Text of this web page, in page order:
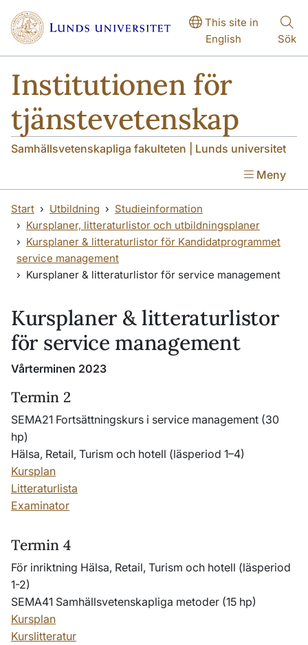
Hoppa till huvudinnehåll
Hoppa till huvudinnehåll
This site in
English
Sök
Institutionen för
tjänstevetenskap
Samhällsvetenskapliga fakulteten | Lunds universitet
Meny
Start Utbildning
Studieinformation
Kursplaner, litteraturlistor och utbildningsplaner
Kursplaner & litteraturlistor för Kandidatprogrammet
service management
Kursplaner & litteraturlistor för service management
Kursplaner & litteraturlistor
för service management
Vårterminen 2023
Termin 2
SEMA21 Fortsättningskurs i service management (30
hp)
Hälsa, Retail, Turism och hotell (läsperiod 1–4)
Kursplan
Litteraturlista
Examinator
Termin 4
För inriktning Hälsa, Retail, Turism och hotell (läsperiod
1-2)
SEMA41 Samhällsvetenskapliga metoder (15 hp)
Kursplan
Kurslitteratur